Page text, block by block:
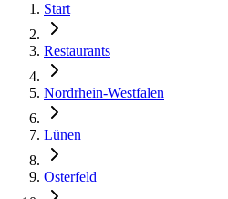
Start
Restaurants
Nordrhein-Westfalen
Lünen
Osterfeld